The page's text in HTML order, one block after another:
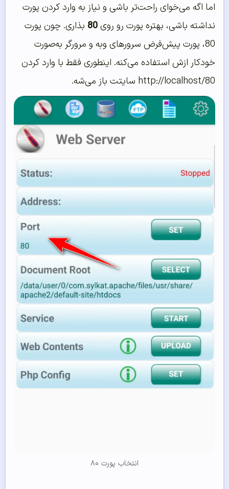
اما اگه می‌خوای راحت‌تر باشی و نیاز به وارد کردن پورت
نداشته باشی، بهتره پورت رو روی80 بذاری. چون پورت
80، پورت پیش‌فرض سرورهای وبه و مرورگر به‌صورت
خودکار ازش استفاده می‌کنه. اینطوری فقط با وارد کردن
http://localhost/80 سایتت باز می‌شه.
انتخاب پورت ۸۰